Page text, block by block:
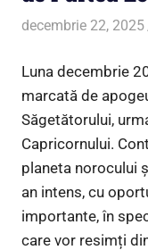
decembrie 22, 2025
Luna decembrie
marcată de
Săgetătorului,
Capricornului.
planeta norocului
an intens, cu
importante, în
care vor resimți